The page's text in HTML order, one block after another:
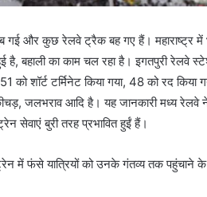
गई और कुछ रेलवे ट्रैक बह गए हैं। महाराष्ट्र में
है, बहाली का काम चल रहा है। इगतपुरी रेलवे
शॉर्ट टर्मिनेट किया गया, 48 को रद किया
जलभराव आदि है। यह जानकारी मध्य रेलवे
सेवाएं बुरी तरह प्रभावित हुईं हैं।
में फंसे यात्रियों को उनके गंतव्‍य तक पहुंचाने